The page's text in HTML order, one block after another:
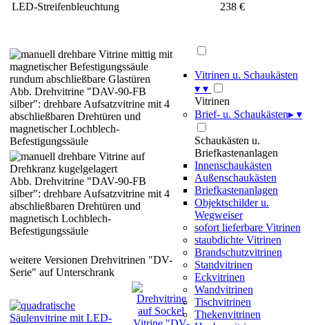
LED-Streifenbleuchtung
238 €
Abb. Drehvitrine "DAV-90-FB
silber": drehbare Aufsatzvitrine mit 4
abschließbaren Drehtüren und
magnetischer Lochblech-
Befestigungssäule
Abb. Drehvitrine "DAV-90-FB
silber": drehbare Aufsatzvitrine mit 4
abschließbaren Drehtüren und
magnetisch Lochblech-
Befestigungssäule
weitere Versionen Drehvitrinen "DV-
Serie" auf Unterschrank
Vitrinen u. Schaukästen
▾ ▾
Vitrinen
Brief- u. Schaukästen▸ ▾
Schaukästen u.
Briefkastenanlagen
Innenschaukästen
Außenschaukästen
Briefkastenanlagen
Objektschilder u.
Wegweiser
sofort lieferbare Vitrinen
staubdichte Vitrinen
Brandschutzvitrinen
Standvitrinen
Eckvitrinen
Wandvitrinen
Tischvitrinen
Thekenvitrinen